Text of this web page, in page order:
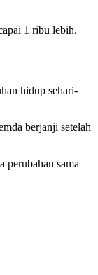
1 ribu lebih.
hidup sehari-
berjanji setelah
perubahan sama